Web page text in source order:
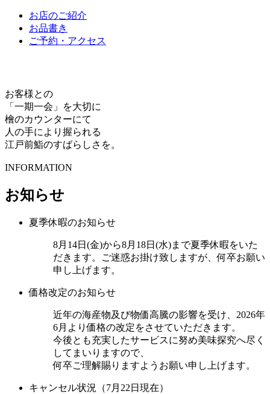
お店のご紹介
お品書き
ご予約・アクセス
お客様との
「一期一会」を大切に
檜のカウンターにて
人の手により握られる
江戸前鮨のすばらしさを。
INFORMATION
お知らせ
夏季休暇のお知らせ
8月14日(金)から8月18日(水)まで夏季休暇をいた
だきます。ご迷惑お掛け致しますが、何卒お願い
申し上げます。
価格改定のお知らせ
近年の海産物及び物価高騰の影響を受け、2026年
6月より価格の改定をさせていただきます。
今後とも充実したサービスに努め美味探究へ尽く
してまいりますので、
何卒ご理解賜りますようお願い申し上げます。
キャンセル状況（7月22日現在）